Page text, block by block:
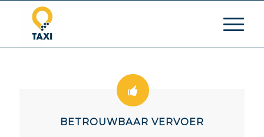
BETROUWBAAR VERVOER